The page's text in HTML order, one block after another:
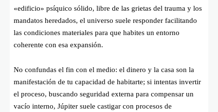
«edificio» psíquico sólido, libre de las grietas del trauma y los
mandatos heredados, el universo suele responder facilitando
las condiciones materiales para que habites un entorno
coherente con esa expansión.
No confundas el fin con el medio: el dinero y la casa son la
manifestación de tu capacidad de habitarte; si intentas invertir
el proceso, buscando seguridad externa para compensar un
vacío interno, Júpiter suele castigar con procesos de